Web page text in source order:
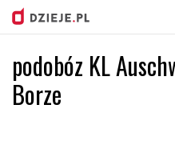
podobóz KL
Borze